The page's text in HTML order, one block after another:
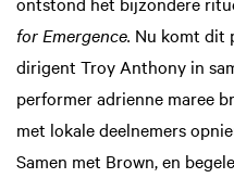
for Emergence. Nu komt dit
dirigent Troy Anthony in
performer adrienne maree
met lokale deelnemers
Samen met Brown, en